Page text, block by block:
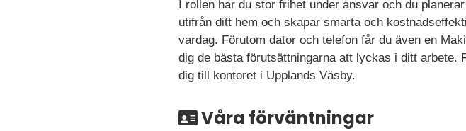
I rollen har du stor frihet under ansvar och du
utifrån ditt hem och skapar smarta och
vardag. Förutom dator och telefon får du även en
dig de bästa förutsättningarna att lyckas i ditt arbete.
dig till kontoret i Upplands Väsby.
Våra förväntningar